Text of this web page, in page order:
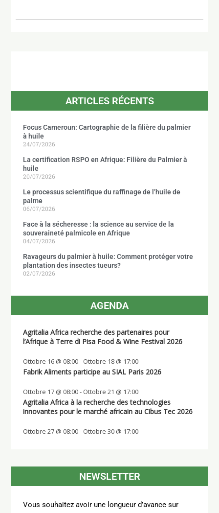
ARTICLES RÉCENTS
Focus Cameroun: Cartographie de la filière du palmier
à huile
24/07/2026
La certification RSPO en Afrique: Filière du Palmier à
huile
20/07/2026
Le processus scientifique du raffinage de l’huile de
palme
06/07/2026
Face à la sécheresse : la science au service de la
souveraineté palmicole en Afrique
04/07/2026
Ravageurs du palmier à huile: Comment protéger votre
plantation des insectes tueurs?
02/07/2026
AGENDA
Agritalia Africa recherche des partenaires pour
l’Afrique à Terre di Pisa Food & Wine Festival 2026
Ottobre 16 @ 08:00- Ottobre 18 @ 17:00
Fabrik Aliments participe au SIAL Paris 2026
Ottobre 17 @ 08:00- Ottobre 21 @ 17:00
Agritalia Africa à la recherche des technologies
innovantes pour le marché africain au Cibus Tec 2026
Ottobre 27 @ 08:00- Ottobre 30 @ 17:00
NEWSLETTER
Vous souhaitez avoir une longueur d’avance sur